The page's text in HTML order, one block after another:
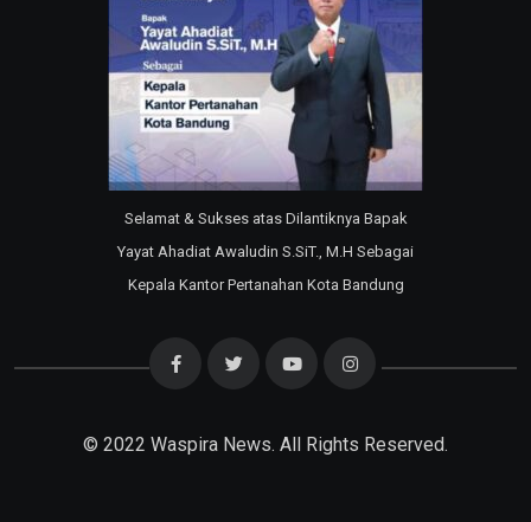
Selamat & Sukses atas Dilantiknya Bapak
Yayat Ahadiat Awaludin S.SiT., M.H Sebagai
Kepala Kantor Pertanahan Kota Bandung
© 2022 Waspira News. All Rights Reserved.